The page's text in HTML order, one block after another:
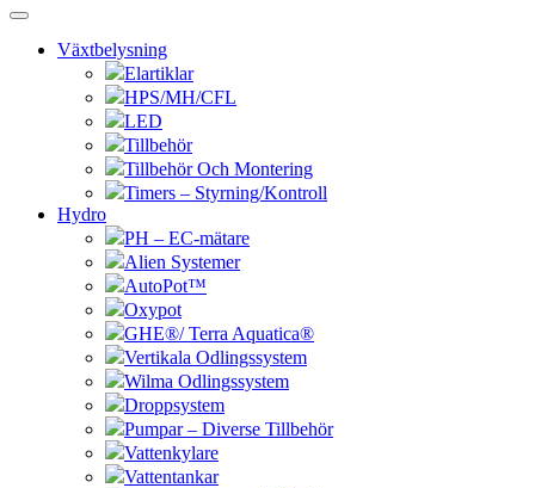
Växtbelysning
Elartiklar
HPS/MH/CFL
LED
Tillbehör
Tillbehör Och Montering
Timers – Styrning/Kontroll
Hydro
PH – EC-mätare
Alien Systemer
AutoPot™
Oxypot
GHE®/ Terra Aquatica®
Vertikala Odlingssystem
Wilma Odlingssystem
Droppsystem
Pumpar – Diverse Tillbehör
Vattenkylare
Vattentankar